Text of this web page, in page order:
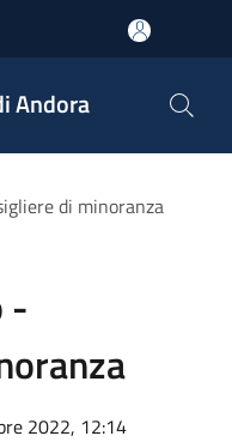
Andora
di minoranza
-
2022, 12:14